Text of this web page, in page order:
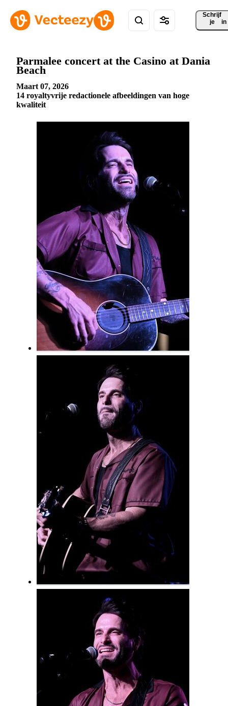
Schrijf
je
in
Parmalee concert at the Casino at Dania
Beach
Maart 07, 2026
14 royaltyvrije redactionele afbeeldingen van hoge
kwaliteit